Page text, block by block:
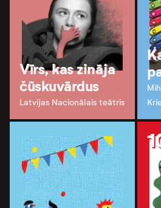
Vīrs, kas zināja
čūskuvārdus
Latvijas Nacionālais teātris